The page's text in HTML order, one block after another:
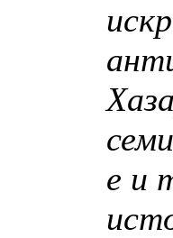
е и